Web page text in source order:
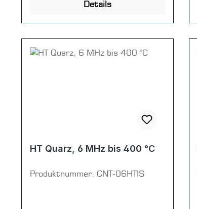
Details
HT Quarz, 6 MHz bis 400 °C
Produktnummer: CNT-06HTIS